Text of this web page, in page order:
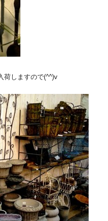
荷しますので(^^)v